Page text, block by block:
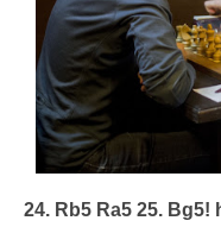
24. Rb5 Ra5 25. Bg5!